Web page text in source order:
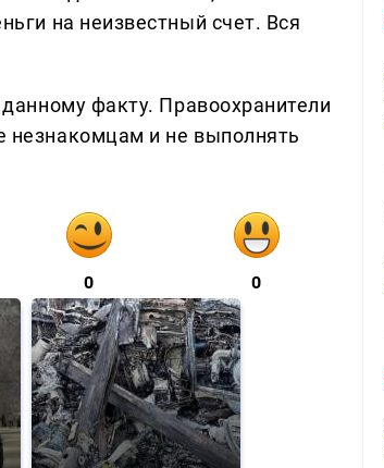
на неизвестный счет. Вся
факту. Правоохранители
и не выполнять
0 0